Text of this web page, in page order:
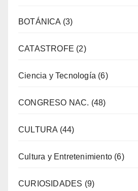
BOTÁNICA (3)
CATASTROFE (2)
Ciencia y Tecnología (6)
CONGRESO NAC. (48)
CULTURA (44)
Cultura y Entretenimiento (6)
CURIOSIDADES (9)